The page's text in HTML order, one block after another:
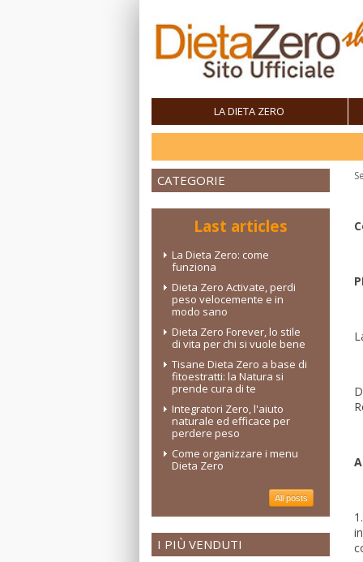
LA DIETA ZERO
CATEGORIE
Last articles
La Dieta Zero: come
funziona
Dieta Zero Activate, perdi
peso velocemente e in
modo sano
Dieta Zero Forever, lo stile
di vita per chi si vuole bene
Tisane Dieta Zero a base di
fitoestratti: la Natura si
prende cura di te
Integratori Zero, l'aiuto
naturale ed efficace per
perdere peso
Come organizzare i menu
Dieta Zero
All posts
I PIÙ VENDUTI